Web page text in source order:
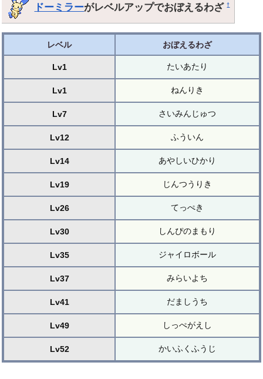
ドーミラーがレベルアップでおぼえるわざ†
レベル おぼえるわざ
Lv1 たいあたり
Lv1 ねんりき
Lv7 さいみんじゅつ
Lv12 ふういん
Lv14 あやしいひかり
Lv19 じんつうりき
Lv26 てっぺき
Lv30 しんぴのまもり
Lv35 ジャイロボール
Lv37 みらいよち
Lv41 だましうち
Lv49 しっぺがえし
Lv52 かいふくふうじ